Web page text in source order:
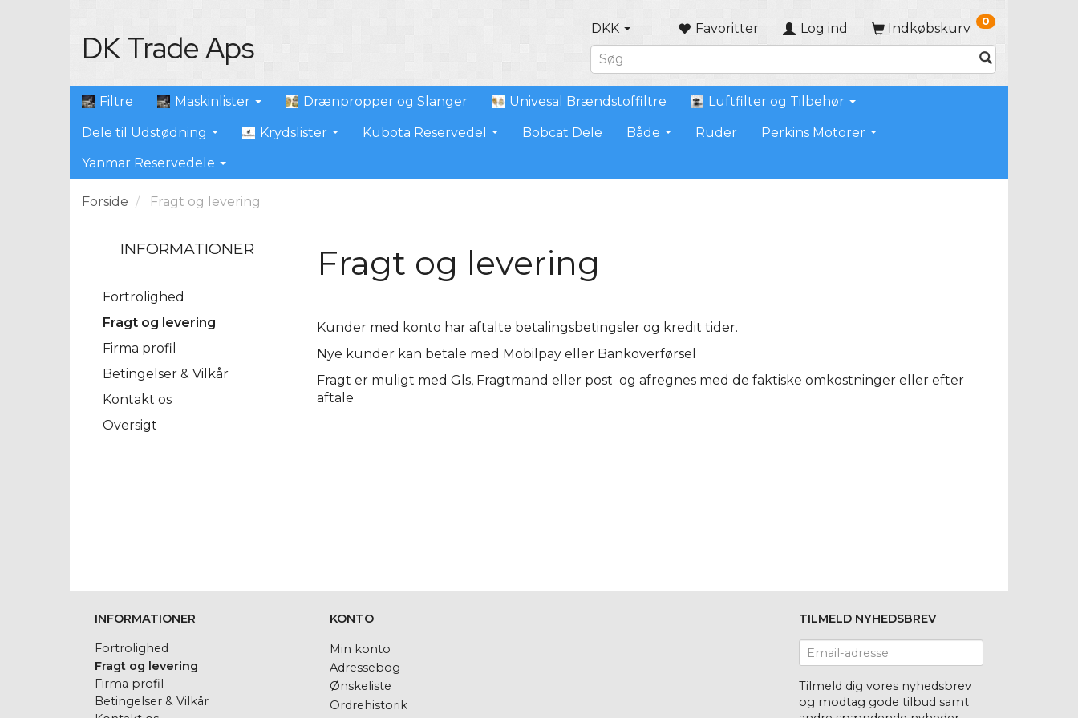
DK Trade Aps
Indkøbskurv 0
DKK Favoritter Log ind
Filtre Maskinlister Drænpropper og Slanger Univesal Brændstoffiltre Luftfilter og Tilbehør
Dele til Udstødning Krydslister Kubota Reservedel Bobcat Dele Både Ruder Perkins Motorer
Yanmar Reservedele
Forside Fragt og levering
INFORMATIONER
Fortrolighed
Fragt og levering
Firma profil
Betingelser & Vilkår
Kontakt os
Oversigt
Fragt og levering
Kunder med konto har aftalte betalingsbetingsler og kredit tider.
Nye kunder kan betale med Mobilpay eller Bankoverførsel
Fragt er muligt med Gls, Fragtmand eller post og afregnes med de faktiske omkostninger eller efter
aftale
INFORMATIONER
Fortrolighed
Fragt og levering
Firma profil
Betingelser & Vilkår
KONTO
Min konto
Adressebog
Ønskeliste
Ordrehistorik
TILMELD NYHEDSBREV
Email-
adresse
Tilmeld dig vores nyhedsbrev
og modtag gode tilbud samt